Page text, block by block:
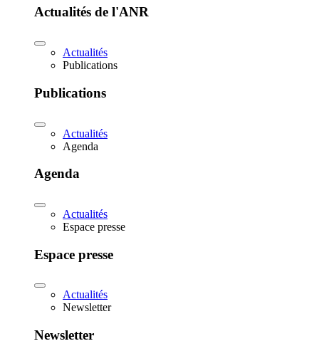
Actualités de l'ANR
Actualités
Publications
Publications
Actualités
Agenda
Agenda
Actualités
Espace presse
Espace presse
Actualités
Newsletter
Newsletter